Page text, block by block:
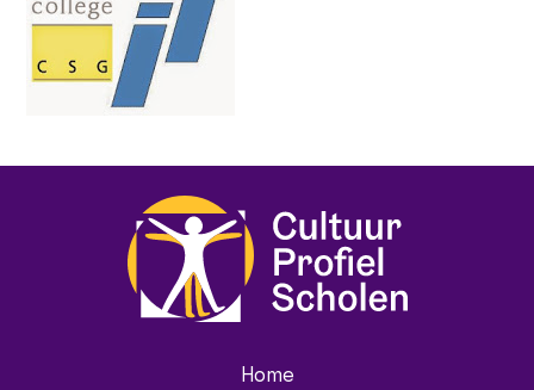
Home